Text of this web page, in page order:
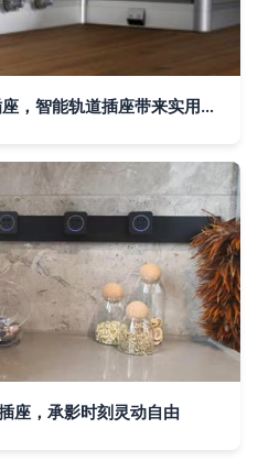
厨房装修新选择 告别传统插座，智能轨道插座带来实用与安全
座，承影时刻灵动自由